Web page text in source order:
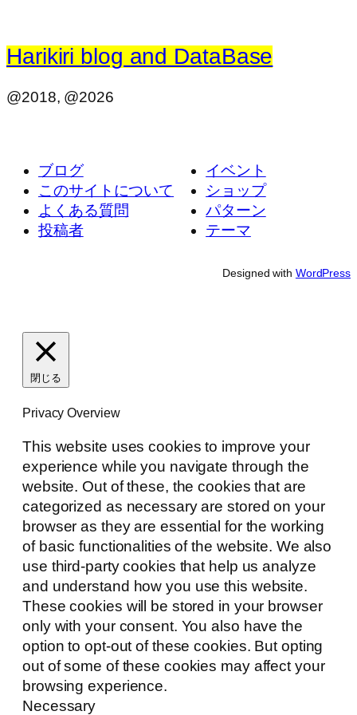
Harikiri blog and DataBase
@2018, @2026
ブログ
このサイトについて
よくある質問
投稿者
イベント
ショップ
パターン
テーマ
Designed with WordPress
閉じる
Privacy Overview
This website uses cookies to improve your
experience while you navigate through the
website. Out of these, the cookies that are
categorized as necessary are stored on your
browser as they are essential for the working
of basic functionalities of the website. We also
use third-party cookies that help us analyze
and understand how you use this website.
These cookies will be stored in your browser
only with your consent. You also have the
option to opt-out of these cookies. But opting
out of some of these cookies may affect your
browsing experience.
Necessary